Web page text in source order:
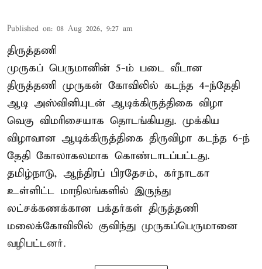
Published on: 08 Aug 2026, 9:27 am
திருத்தணி
முருகப் பெருமானின் 5-ம் படை வீடான
திருத்தணி முருகன் கோவிலில் கடந்த 4-ந்தேதி
ஆடி அஸ்வினியுடன் ஆடிக்கிருத்திகை விழா
வெகு விமரிசையாக தொடங்கியது. முக்கிய
விழாவான ஆடிக்கிருத்திகை திருவிழா கடந்த 6-ந்
தேதி கோலாகலமாக கொண்டாடப்பட்டது.
தமிழ்நாடு, ஆந்திரப் பிரதேசம், கர்நாடகா
உள்ளிட்ட மாநிலங்களில் இருந்து
லட்சக்கணக்கான பக்தர்கள் திருத்தணி
மலைக்கோவிலில் குவிந்து முருகப்பெருமானை
வழிபட்டனர்.